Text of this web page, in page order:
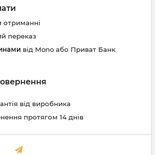
отриманні
переказ
від Mono або Приват Банк
від виробника
протягом 14 днів